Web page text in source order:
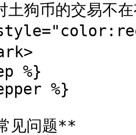
土狗币的交易不
%}
%}
问题**